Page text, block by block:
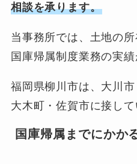
相談を承ります。
当事務所では、土地の
国庫帰属制度業務の実績
福岡県柳川市は、大川
大木町・佐賀市に接して
国庫帰属までにかか